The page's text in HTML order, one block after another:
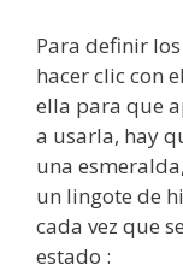
Para definir
hacer clic con
ella para que
a usarla, hay
una
un lingote de
cada vez que
estado :